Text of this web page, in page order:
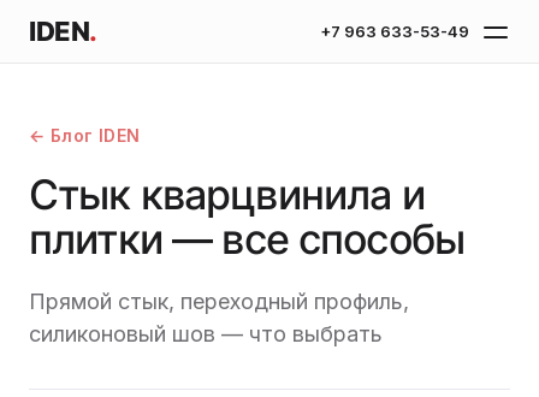
IDEN. +7 963 633-53-49
← Блог IDEN
Стык кварцвинила и
плитки — все способы
Прямой стык, переходный профиль,
силиконовый шов — что выбрать